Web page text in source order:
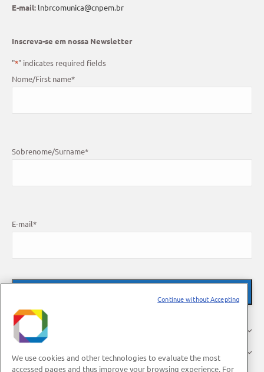
E-mail: lnbrcomunica@cnpem.br
Inscreva-se em nossa Newsletter
"*" indicates required fields
Nome/First name*
Sobrenome/Surname*
E-mail*
About Us
We use cookies and other technologies to evaluate the most
accessed pages and thus improve your browsing experience. For
Continue without Accepting